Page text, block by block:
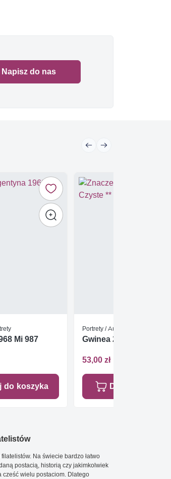
Napisz do nas
Mi 987
do koszyka
Portrety / Autoportrety
Gwinea 2009 Czyste **
53,00 zł
Dodaj do
Na świecie bardzo łatwo
postacią, historią czy jakimkolwiek
cześć wielu postaciom. Dlatego